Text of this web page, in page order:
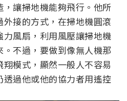
讓掃地機能夠飛行。他所
接的方式，在掃地機圓滾
風扇，利用風壓讓掃地機
不過，要做到像無人機那
模式，顯然一般人不容易
過他或他的協力者用遙控